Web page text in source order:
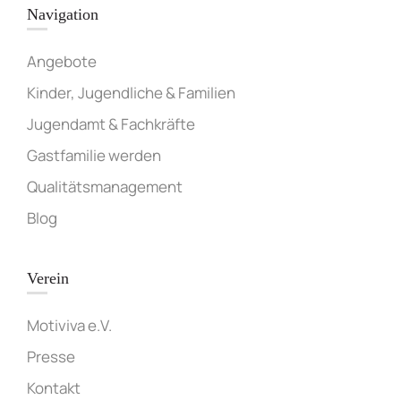
Navigation
Angebote
Kinder, Jugendliche & Familien
Jugendamt & Fachkräfte
Gastfamilie werden
Qualitätsmanagement
Blog
Verein
Motiviva e.V.
Presse
Kontakt